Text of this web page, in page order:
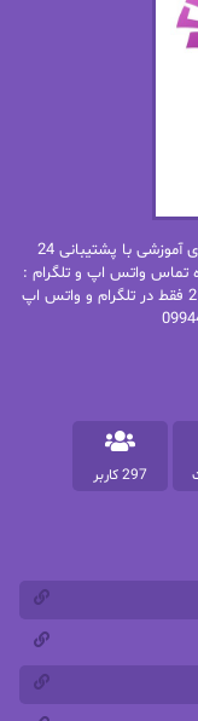
سایت اخودان مرجع کامل رمان و کتاب و فایل های آموزشی با پشتیبانی 24
تماس واتس اپ و تلگرام :
عباس علی میرزائی 09221706572 شماره پشتیبانی 2 فقط در تلگرام و واتس اپ
297 کاربر